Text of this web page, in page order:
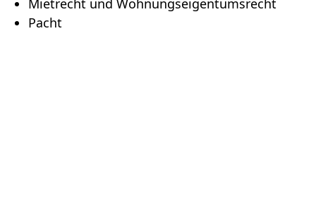
Mietrecht und Wohnungseigentumsrecht
Pacht